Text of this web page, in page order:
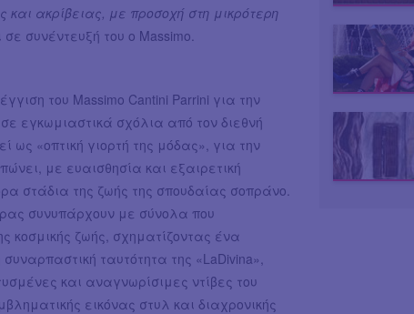
και ακρίβειας, με προσοχή στη μικρότερη
συνέντευξή του ο Massimo.
του Massimo Cantini Parrini για την
εγκωμιαστικά σχόλια από τον διεθνή
ως «οπτική γιορτή της μόδας», για την
με ευαισθησία και εξαιρετική
στάδια της ζωής της σπουδαίας σοπράνο.
συνυπάρχουν με σύνολα που
κοσμικής ζωής, σχηματίζοντας ένα
ταυτότητα της «LaDivina»,
και αναγνωρίσιμες ντίβες του
εικόνας στυλ και διαχρονικής